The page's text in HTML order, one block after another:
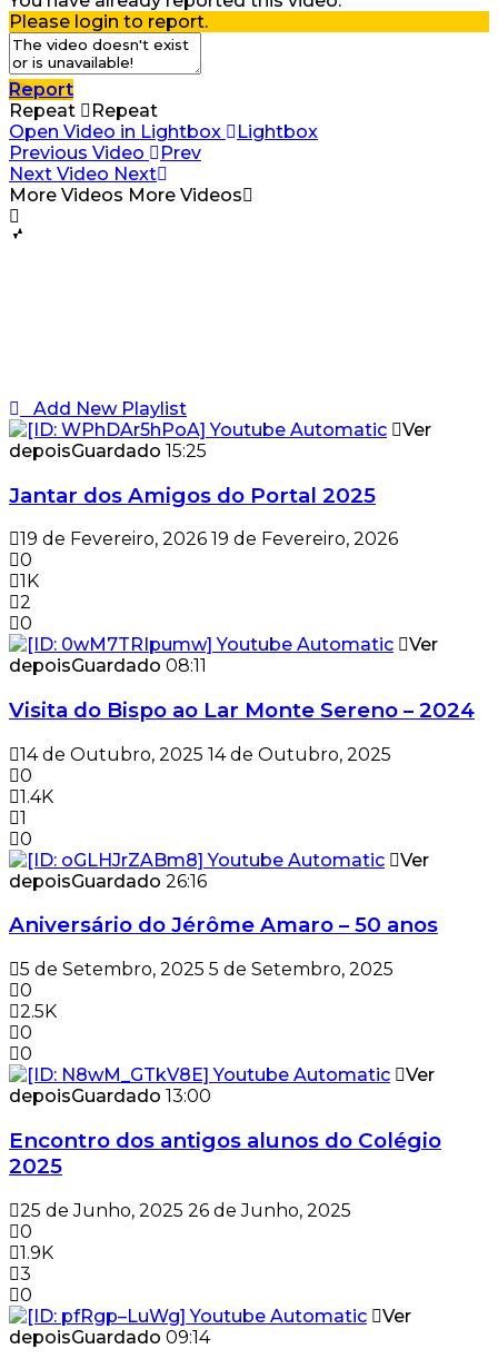
Please login to report.
Report
Repeat
Repeat
Open Video in Lightbox
Lightbox
Previous Video
Prev
Next Video Next
More Videos More Videos
Add New Playlist
Ver
depoisGuardado 15:25
Jantar dos Amigos do Portal 2025
19 de Fevereiro, 2026 19 de Fevereiro, 2026
0
1K
2
0
Ver
depoisGuardado 08:11
Visita do Bispo ao Lar Monte Sereno – 2024
14 de Outubro, 2025 14 de Outubro, 2025
0
1.4K
1
0
Ver
depoisGuardado 26:16
Aniversário do Jérôme Amaro – 50 anos
5 de Setembro, 2025 5 de Setembro, 2025
0
2.5K
0
0
Ver
depoisGuardado 13:00
Encontro dos antigos alunos do Colégio
2025
25 de Junho, 2025 26 de Junho, 2025
0
1.9K
3
0
Ver
depoisGuardado 09:14